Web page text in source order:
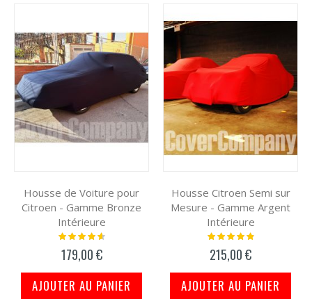
Housse de Voiture pour
Citroen - Gamme Bronze
Intérieure
Notation:
179,00 €
AJOUTER AU PANIER
Housse Citroen Semi sur
Mesure - Gamme Argent
Intérieure
Notation:
215,00 €
AJOUTER AU PANIER